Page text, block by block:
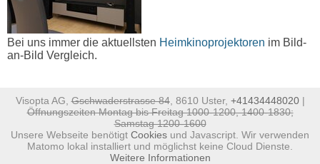
Bei uns immer die aktuellsten Heimkinoprojektoren im Bild-
an-Bild Vergleich.
Visopta AG,Gschwaderstrasse 84, 8610 Uster, +41434448020|
Öffnungszeiten Montag bis Freitag 1000-1200, 1400-1830;
Samstag 1200-1600
Unsere Webseite benötigt Cookies und Javascript. Wir verwenden
Matomo lokal installiert und möglichst keine Cloud Dienste.
Weitere Informationen